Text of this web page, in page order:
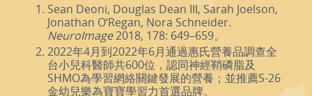
Sean Deoni, Douglas Dean III, Sarah Joelson,
Jonathan O‘Regan, Nora Schneider.
NeuroImage2018, 178: 649–659。
2022年4月到2022年6月通過惠氏營養品調查全
台小兒科醫師共600位，認同神經鞘磷脂及
SHMO為學習網絡關鍵發展的營養；並推薦S-26
金幼兒樂為寶寶學習力首選品牌。